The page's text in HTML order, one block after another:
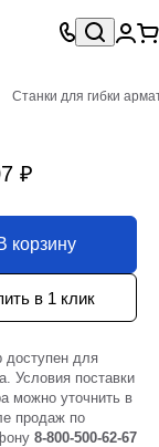
Станки для гибки
₽
корзину
в 1 клик
доступен для
Условия поставки
можно уточнить в
продаж по
8-800-500-62-67